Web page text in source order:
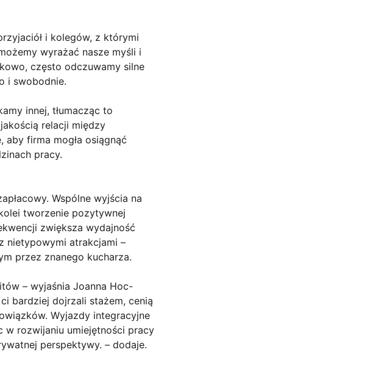
i kolegów, z którymi
wyrażać nasze myśli i
często odczuwamy silne
i swobodnie.
innej, tłumacząc to
relacji między
aby firma mogła osiągnąć
pracy.
Wspólne wyjścia na
tworzenie pozytywnej
zwiększa wydajność
nietypowymi atrakcjami –
przez znanego kucharza.
– wyjaśnia Joanna Hoc-
bardziej dojrzali stażem, cenią
Wyjazdy integracyjne
w rozwijaniu umiejętności pracy
perspektywy. – dodaje.